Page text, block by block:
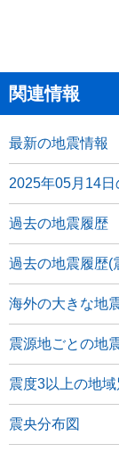
関連情報
最新の地震情報
2025年05月14日
過去の地震履歴
過去の地震履歴(
海外の大きな地
震源地ごとの地
震度3以上の地
震央分布図